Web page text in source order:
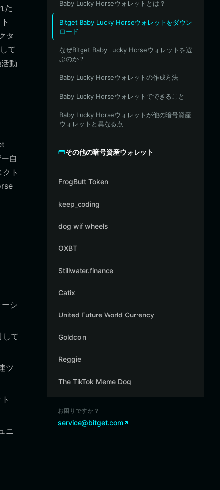
た
タ
て
動
自
ト
シ
して
ツ
ニ
Baby Lucky Horseウォレットとは？
Bitget Baby Lucky Horseウォレットをダウン
ロード
なぜBitget Baby Lucky Horseウォレットを選
ぶのか？
Baby Lucky Horseウォレットの作成方法
Baby Lucky Horseウォレットでできること
Baby Lucky Horseウォレットが他の暗号資産
ウォレットと異なる点
その他の暗号資産ウォレット
FrogButt Token
keep_coding
dog wif wheels
OXBT
Stillwater.finance
Catix
United Future World Currency
Goldcoin
Reggie
The TikTok Meme Dog
お困りですか？
service@bitget.com